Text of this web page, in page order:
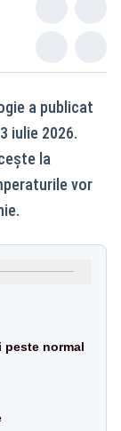
a publicat
iulie 2026.
la
vor
normal